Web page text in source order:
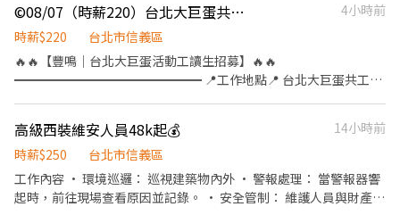
點，歡迎各地夥伴加入或介紹朋友！
互動，樂於分享產品 積極主動、具備銷售熱情 對高額獎金有熱情者
尤佳！ 長期工作者為主，短期勿試，謝謝理解。 ⸻ 【面試資
https://www.lovin.tw/ Instagram：
https://www.instagram.com/lovin.520/ Facebook：
https://www.facebook.com/share/168oUCHwrP/?
mibextid=LQQJ4d
5間門市) 4. 有人店無須騎車 5. 須配合調店、支援【提供完整SOP及
店面實習】 - ▶【智取店】：上班時間 固定早班：07:00 - 13:30、
08:30 - 13:30 固定晚班：17:30 - 23:30、18:30 - 24:00 固定夜班：
23:30 - 03:30 (每周至少配合4天，包含假日需排班) - ▶【一般門市
天，包含假日需排班) - ▶【智取門市】：地點自選 🔹【文山區】 文
山木柵二 - 智取店：台北市文山區木柵路一段57號 文山政大 - 智取
北市文山區興隆路四段165巷50號1樓 文山興隆 - 智取店：台北市文
山區興隆路一段86號 🔹【南港區】 南港忠孝 - 智取店：台北市南港
©️08/07（時薪220）台北大巨蛋共工保護墊壘包灑水人員
4小時前
時薪$220
台北市信義區
🔥🔥【豐鳴｜台北大巨蛋活動工讀生招募】🔥🔥
━━━━━━━━━━━━━━━ 📍工作地點📍 台北大巨蛋共工保
━━━━━━━━━━━━━━━ 💵 薪資待遇 ✔ 時薪 220元 ✔ 當
日完工後匯款 ⚠️若是當日23:00後完工，會在隔日24:00前匯出⚠️ ✔
配合度佳者可優先安排後續場次 📋 工作內容 ✔ 協助師傅搬運物品
及壘包灑水 ✔ 完成主管交辦事項 🔰 無經驗可 現場皆有師傅帶領教
高級西裝維安人員48k起💰
14小時前
時薪$250
台北市信義區
工作內容 • 環境巡邏： 巡視建築物內外 • 警報處理： 當警報器響
起時，前往現場查看原因並記錄。 • 安全管制： 維護人員與財產安